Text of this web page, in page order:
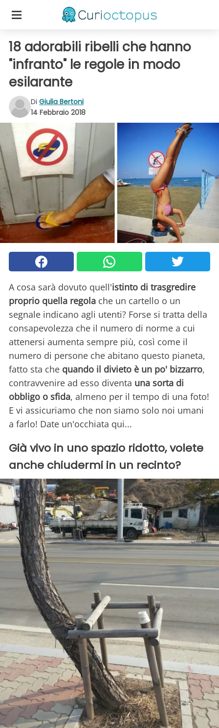
18 adorabili ribelli che hanno
"infranto" le regole in modo
esilarante
Di Giulia Bertoni
14 Febbraio 2018
A cosa sarà dovuto quell'istinto di trasgredire
proprio quella regola che un cartello o un
segnale indicano agli utenti? Forse si tratta della
consapevolezza che il numero di norme a cui
attenersi aumenta sempre più, così come il
numero di persone che abitano questo pianeta,
fatto sta che quando il divieto è un po' bizzarro,
contravvenire ad esso diventa una sorta di
obbligo o sfida, almeno per il tempo di una foto!
E vi assicuriamo che non siamo solo noi umani
a farlo! Date un'occhiata qui...
Già vivo in uno spazio ridotto, volete
anche chiudermi in un recinto?